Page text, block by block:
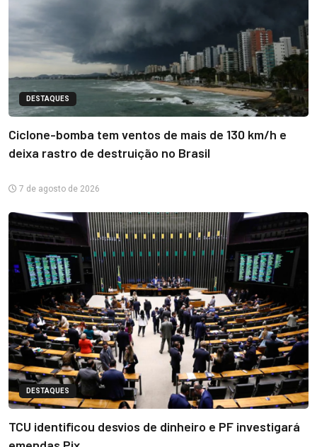
DESTAQUES
Ciclone-bomba tem ventos de mais de 130 km/h e
deixa rastro de destruição no Brasil
7 de agosto de 2026
DESTAQUES
TCU identificou desvios de dinheiro e PF investigará